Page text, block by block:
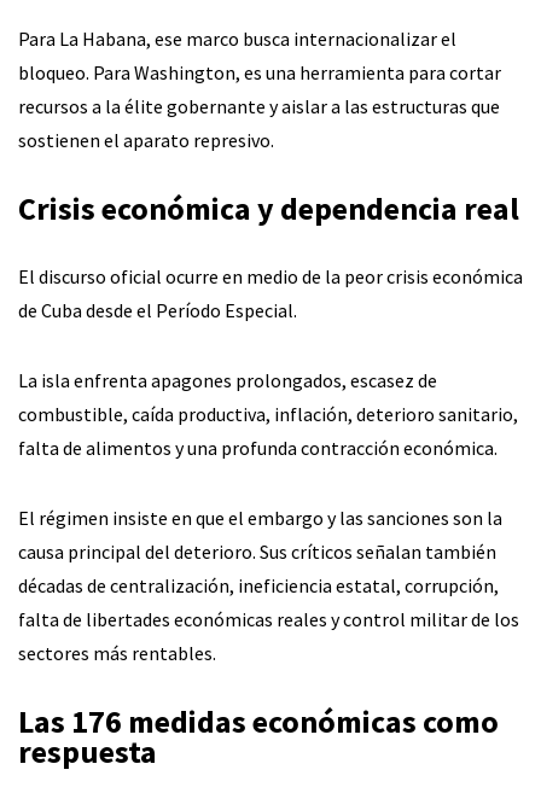
Para La Habana, ese marco busca internacionalizar el
bloqueo. Para Washington, es una herramienta para cortar
recursos a la élite gobernante y aislar a las estructuras que
sostienen el aparato represivo.
Crisis económica y dependencia real
El discurso oficial ocurre en medio de la peor crisis económica
de Cuba desde el Período Especial.
La isla enfrenta apagones prolongados, escasez de
combustible, caída productiva, inflación, deterioro sanitario,
falta de alimentos y una profunda contracción económica.
El régimen insiste en que el embargo y las sanciones son la
causa principal del deterioro. Sus críticos señalan también
décadas de centralización, ineficiencia estatal, corrupción,
falta de libertades económicas reales y control militar de los
sectores más rentables.
Las 176 medidas económicas como
respuesta